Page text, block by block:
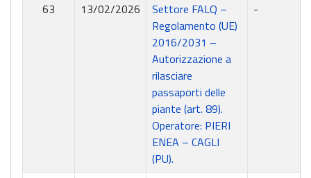
63 13/02/2026
Settore FALQ –
Regolamento (UE)
2016/2031 –
Autorizzazione a
rilasciare
passaporti delle
piante (art. 89).
Operatore: PIERI
ENEA – CAGLI
(PU).
-